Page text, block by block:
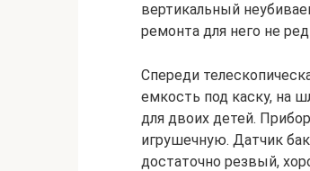
вертикальный
ремонта для него не
Спереди
емкость под каску, на
для двоих детей.
игрушечную. Датчик
достаточно резвый,